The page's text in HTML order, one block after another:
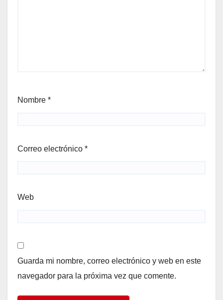
Nombre *
Correo electrónico *
Web
Guarda mi nombre, correo electrónico y web en este
navegador para la próxima vez que comente.